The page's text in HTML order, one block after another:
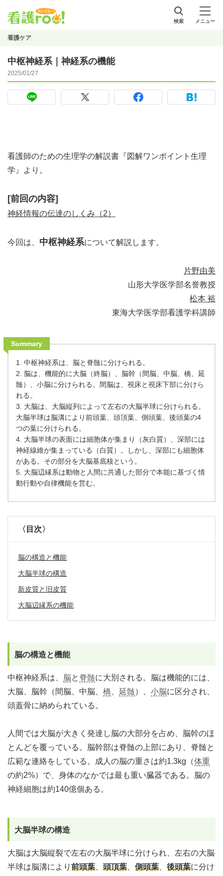
検索 メニュー
看護ケア
中枢神経系｜神経系の機能
2025/01/27
看護師のための生理学の解説書『図解ワンポイント生理
学』より。
[前回の内容]
神経情報の伝達のしくみ（2）
今回は、 中枢神経系について解説します。
片野由美
山形大学医学部名誉教授
松本 裕
東海大学医学部看護学科講師
Summary
1. 中枢神経系は、脳と脊髄に分けられる。
2. 脳は、機能的に大脳（終脳）、脳幹（間脳、中脳、橋、延
髄）、小脳に分けられる。間脳は、視床と視床下部に分けら
れる。
3. 大脳は、大脳縦列によって左右の大脳半球に分けられる。
大脳半球は脳溝により前頭葉、頭頂葉、側頭葉、後頭葉の4
つの葉に分けられる。
4. 大脳半球の表面には細胞体が集まり（灰白質）、深部には
神経線維が集まっている（白質）。しかし、深部にも細胞体
がある。その部分を大脳基底核という。
5. 大脳辺縁系は動物と人間に共通した部分で本能に基づく情
動行動や自律機能を営む。
〈目次〉
脳の構造と機能
大脳半球の構造
新皮質と旧皮質
大脳辺縁系の機能
脳の構造と機能
中枢神経系は、 脳と 脊髄に大別される。脳は機能的には、
大脳、脳幹（間脳、中脳、 橋 延髄）、 小脳に区分され、
頭蓋骨に納められている。
人間では大脳が大きく発達し脳の大部分を占め、脳幹のほ
とんどを覆っている。脳幹部は脊髄の上部にあり、脊髄と
広範な連絡をしている。成人の脳の重さは約1.3kg（体重
の約2%）で、身体のなかでは最も重い臓器である。脳の
神経細胞は約140億個ある。
大脳半球の構造
大脳は大脳縦裂で左右の大脳半球に分けられ、左右の大脳
半球は脳溝により 前頭葉 頭頂葉 側頭葉 後頭葉に分け